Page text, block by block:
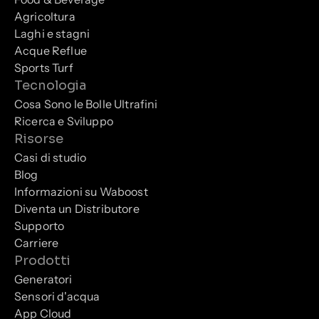
Agricoltura
Laghi e stagni
Acque Reflue
Sports Turf
Tecnologia
Cosa Sono le Bolle Ultrafini
Ricerca e Sviluppo
Risorse
Casi di studio
Blog
Informazioni su Waboost
Diventa un Distributore
Supporto
Carriere
Prodotti
Generatori
Sensori d'acqua
App Cloud